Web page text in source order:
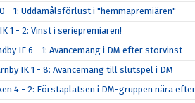
- 1: Uddamålsförlust i "hemmapremiären"
1 - 2: Vinst i seriepremiären!
IF 6 - 1: Avancemang i DM efter storvinst
IK 1 - 8: Avancemang till slutspel i DM
4 - 2: Förstaplatsen i DM-gruppen nära